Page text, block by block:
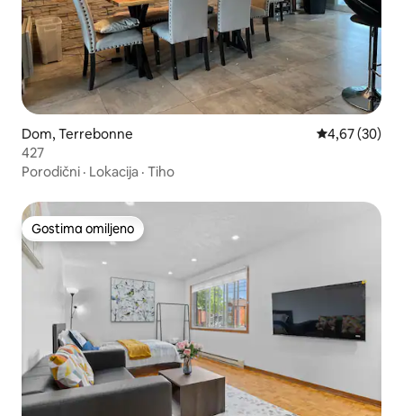
Dom, Terrebonne Prosečna
4,67 (30)
427
Porodični · Lokacija · Tiho
Gostima omiljeno
Gostima omiljeno